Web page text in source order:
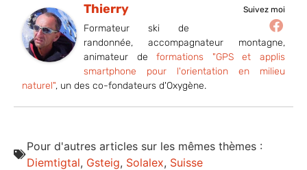
Suivez moi
Thierry
Formateur ski de
randonnée, accompagnateur montagne,
animateur deformations "GPS et applis
smartphone pour l'orientation en milieu
naturel", un des co-fondateurs d'Oxygène.
Pour d'autres articles sur les mêmes thèmes :
Diemtigtal, Gsteig, Solalex, Suisse